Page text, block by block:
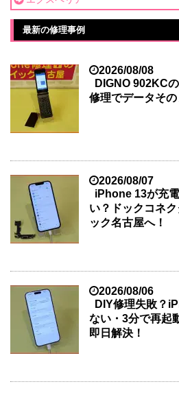
最新の修理事例
2026/08/08
DIGNO 902KC
修理でデータその
2026/08/07
iPhone 13が充
い？ドックコネ
ック名古屋へ！
2026/08/06
DIY修理失敗？
ない・3分で再起
即日解決！